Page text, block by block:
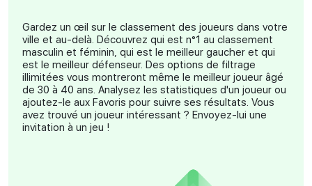
Gardez un œil sur le classement des joueurs dans votre
ville et au-delà. Découvrez qui est n°1 au classement
masculin et féminin, qui est le meilleur gaucher et qui
est le meilleur défenseur. Des options de filtrage
illimitées vous montreront même le meilleur joueur âgé
de 30 à 40 ans. Analysez les statistiques d'un joueur ou
ajoutez-le aux Favoris pour suivre ses résultats. Vous
avez trouvé un joueur intéressant ? Envoyez-lui une
invitation à un jeu !